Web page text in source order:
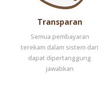
Transparan
Semua pembayaran
terekam dalam sistem dan
dapat dipertanggung
jawabkan